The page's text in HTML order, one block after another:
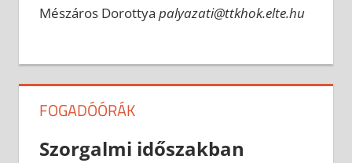
Mészáros Dorottya palyazati@ttkhok.elte.hu
FOGADÓÓRÁK
Szorgalmi időszakban